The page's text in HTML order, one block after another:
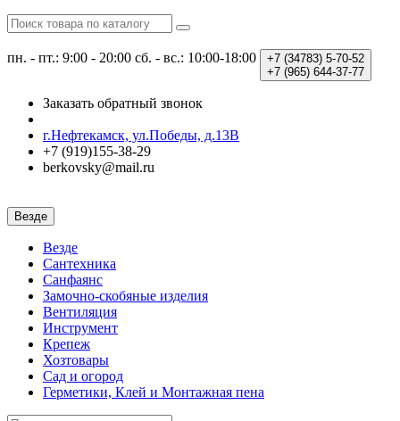
пн. - пт.: 9:00 - 20:00 сб. - вс.: 10:00-18:00 +7 (34783) 5-70-52
+7 (965) 644-37-77
Заказать обратный звонок
г.Нефтекамск, ул.Победы, д.13В
+7 (919)155-38-29
berkovsky@mail.ru
Везде
Везде
Сантехника
Санфаянс
Замочно-скобяные изделия
Вентиляция
Инструмент
Крепеж
Хозтовары
Сад и огород
Герметики, Клей и Монтажная пена